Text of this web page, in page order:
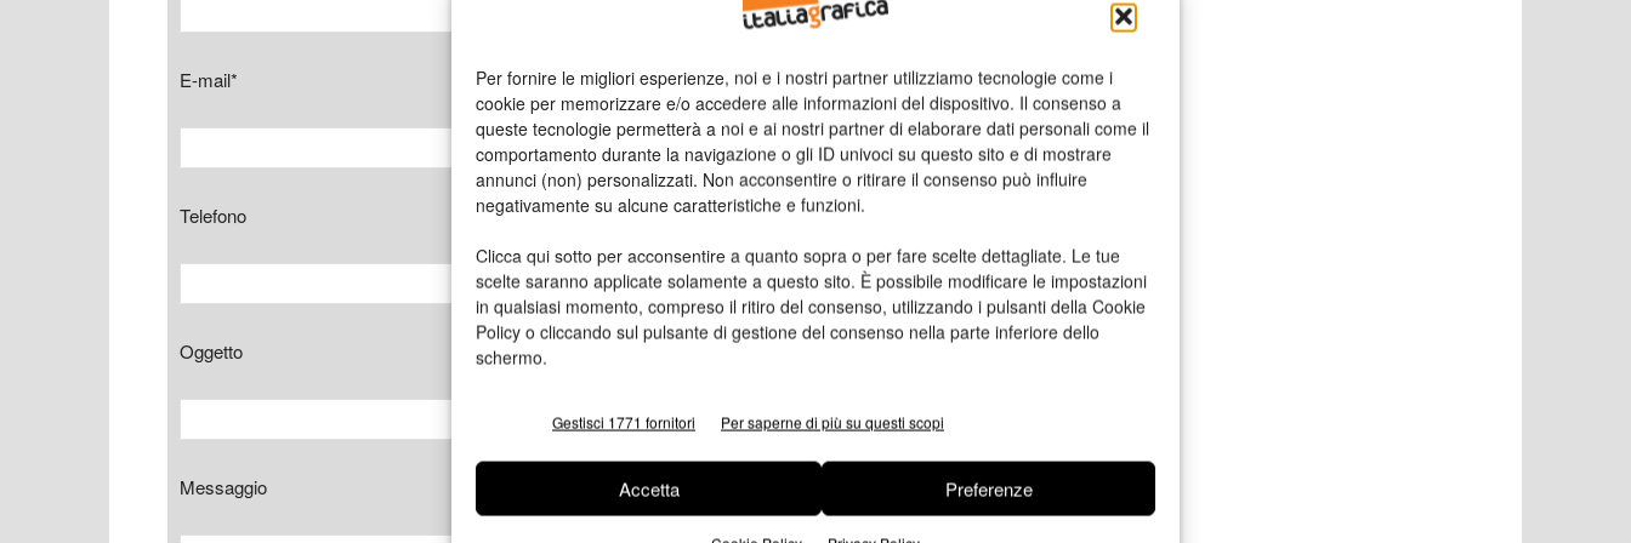
Per fornire le migliori esperienze, noi e i nostri partner utilizziamo tecnologie come i
cookie per memorizzare e/o accedere alle informazioni del dispositivo. Il consenso a
queste tecnologie permetterà a noi e ai nostri partner di elaborare dati personali come il
comportamento durante la navigazione o gli ID univoci su questo sito e di mostrare
annunci (non) personalizzati. Non acconsentire o ritirare il consenso può influire
negativamente su alcune caratteristiche e funzioni.
Clicca qui sotto per acconsentire a quanto sopra o per fare scelte dettagliate. Le tue
scelte saranno applicate solamente a questo sito. È possibile modificare le impostazioni
in qualsiasi momento, compreso il ritiro del consenso, utilizzando i pulsanti della Cookie
Policy o cliccando sul pulsante di gestione del consenso nella parte inferiore dello
schermo.
Gestisci 1771 fornitori Per saperne di più su questi scopi
Accetta Preferenze
E-mail*
Telefono
Oggetto
Messaggio